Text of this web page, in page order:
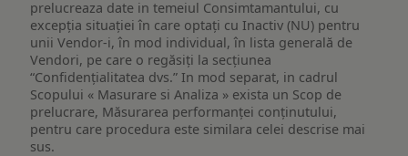
prelucreaza date in temeiul Consimtamantului, cu
excepția situației în care optați cu Inactiv (NU) pentru
unii Vendor-i, în mod individual, în lista generală de
Vendori, pe care o regăsiți la secțiunea
“Confidențialitatea dvs.” In mod separat, in cadrul
Scopului « Masurare si Analiza » exista un Scop de
prelucrare, Măsurarea performanței conținutului,
pentru care procedura este similara celei descrise mai
sus.